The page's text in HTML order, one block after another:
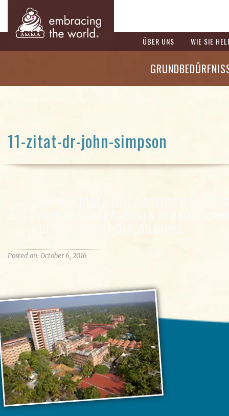
ÜBER UNS WIE SIE
11-zitat-dr-john-simpson
Posted on: October 6, 2016